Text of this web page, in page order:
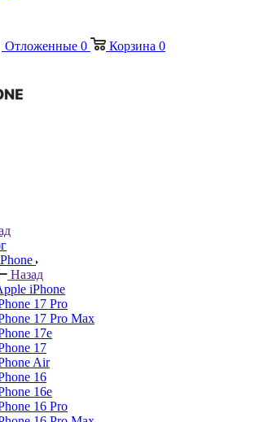
Отложенные 0 Корзина 0
Назад
iPhone
17 Pro
17 Pro Max
17e
17
Air
16
16e
16 Pro